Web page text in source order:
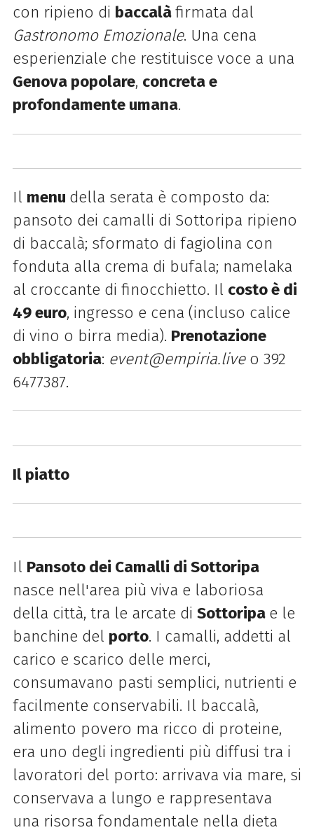
con ripieno di baccalàfirmata dal
Gastronomo Emozionale. Una cena
esperienziale che restituisce voce a una
Genova popolare, concreta e
profondamente umana.
Il menu della serata è composto da:
pansoto dei camalli di Sottoripa ripieno
di baccalà; sformato di fagiolina con
fonduta alla crema di bufala; namelaka
al croccante di finocchietto. Il costo è di
49 euro, ingresso e cena (incluso calice
di vino o birra media). Prenotazione
obbligatoria: event@empiria.liveo 392
6477387.
Il piatto
Il Pansoto dei Camalli di Sottoripa
nasce nell'area più viva e laboriosa
della città, tra le arcate di Sottoripa e le
banchine del porto. I camalli, addetti al
carico e scarico delle merci,
consumavano pasti semplici, nutrienti e
facilmente conservabili. Il baccalà,
alimento povero ma ricco di proteine,
era uno degli ingredienti più diffusi tra i
lavoratori del porto: arrivava via mare, si
conservava a lungo e rappresentava
una risorsa fondamentale nella dieta